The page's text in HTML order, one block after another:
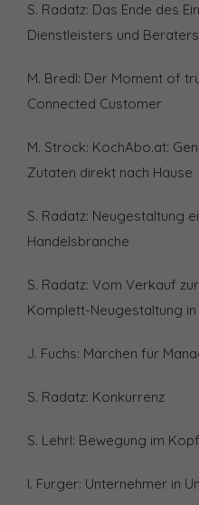
S. Radatz: Das Ende des
Dienstleisters und Beraters
M. Bredl: Der Moment of
Connected Customer
M. Ströck: KochAbo.at:
Zutaten direkt nach Hause
S. Radatz: Neugestaltung
Handelsbranche
S. Radatz: Vom Verkauf
Komplett-Neugestaltung in
J. Fuchs: Märchen für
S. Radatz: Konkurrenz
S. Lehrl: Bewegung im Kopf
I. Furger: Unternehmer in